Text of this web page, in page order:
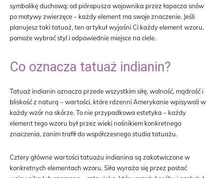
symbolikę duchową: od pióropusza wojownika przez łapacza snów
po motywy zwierzęce – każdy element ma swoje znaczenie. Jeśli
planujesz taki tatuaż, ten artykuł wyjaśni Ci każdy element wzoru,
pomoże wybrać styl i odpowiednie miejsce na ciele.
Co oznacza tatuaż indianin?
Tatuaż indianin oznacza przede wszystkim siłę, wolność, mądrość i
bliskość z naturą – wartości, które rdzenni Amerykanie wpisywali w
każdy wzór na skórze. To nie przypadkowa estetyka – każdy
element tego wzoru był przez wieki nośnikiem konkretnego
znaczenia, zanim trafił do współczesnego studia tatuażu.
Cztery główne wartości tatuażu indianina są zakotwiczone w
konkretnych elementach wzoru. Siła wyraża się przez postać